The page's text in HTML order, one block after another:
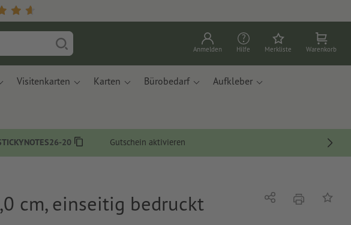
Anmelden Hilfe Merkliste Warenkorb
Visitenkarten Karten Bürobedarf Aufkleber
20 Gutschein aktivieren
cm, einseitig bedruckt Teilen DruckenAuf